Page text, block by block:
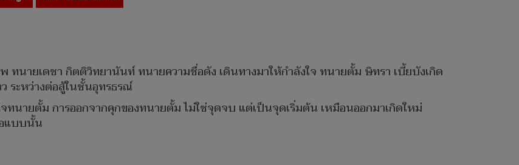
ทนายเดชา กิตติวิทยานันท์ ทนายความชื่อดัง เดินทางมาให้กำลังใจ ทนายตั้ม ษิทรา เบี้ยบังเกิด
ระหว่างต่อสู้ในชั้นอุทรธรณ์
ทนายตั้ม การออกจากคุกของทนายตั้ม ไม่ใช่จุดจบ แต่เป็นจุดเริ่มต้น เหมือนออกมาเกิดใหม่
แบบนั้น